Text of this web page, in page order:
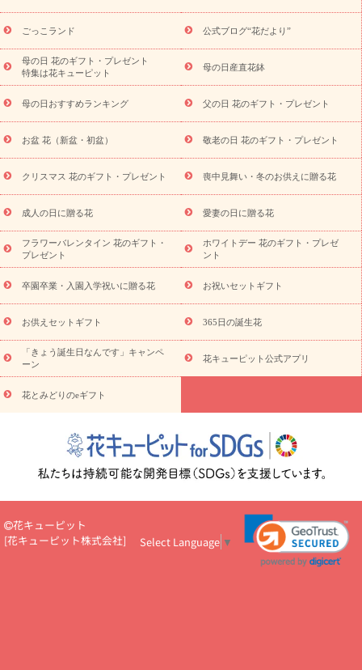
ら探す
お祝いの花特集 当日配達特急便 お祝い商品一覧
念日
結婚祝い 出産祝い 退院祝い・快気祝い
寿祝い
プチギフト ペットのお祝いフラワー
供え・お悔やみ商品一覧
お供え・お悔やみの花
四十九日法要以
お供え プリザーブドフラワー
ペットのお供えフラワー
お盆（新
盆・初盆）
その他 お祝い返し お見舞い
お取り寄せギフト
ビジネス用
ご自宅用 観葉植物 ミディ胡蝶蘭
プリザーブ
ドフラワー
スタイルから探す アレンジメント 花束
スタ
ンド花
お祝い お供え・お悔やみ 胡蝶蘭 胡蝶蘭・花鉢
ディ胡蝶蘭・お祝い
ミディ胡蝶蘭・お供え
世界初の青色胡蝶蘭
観葉植物
観葉植物 産直多肉植物
プリザーブドフラワー
お祝い
お供え・お悔やみ 花とセットギフト
セミオーダー
プチギフト（hanamore -ハナモア-）
花とみどりのeギフト
キューピットのeGfit
カラー ピンク イエローオレンジ
レッ
ド
お花の種類 トルコキキョウ
お祝い お祝い・3000円～ お祝い・4000円～
お祝い・
5000円～
お祝い・7000円～ お祝い・ 10000円～
お供え・お
悔やみ
円～
お供え・お悔やみ・
読み物
いのマナー
定年退職祝いのマナー
お祝いを贈るときのマナー・
花キューピットのお祝いコラム一覧
誕生日のお花を「色
彩心理学」で選ぶ方法
結婚祝いの予算相場
出産祝いお役立ち情
ール
新築引っ越し祝いコラム お祝い花のマナー総まとめ
職
場上司や先輩へ贈るお祝い花の正解は？
開店祝いの花 選び方ガイ
ごっこランド 公式ブログ“花だより”
母の日 花のギフト・プレゼント
特集は花キューピット
母の日産直花鉢
母の日おすすめランキング 父の日 花のギフト・プレゼント
お盆 花（新盆・初盆） 敬老の日 花のギフト・プレゼント
クリスマス 花のギフト・プレゼント 喪中見舞い・冬のお供えに贈る花
成人の日に贈る花 愛妻の日に贈る花
フラワーバレンタイン 花のギフト・
プレゼント
ホワイトデー 花のギフト・プレゼ
ント
卒園卒業・入園入学祝いに贈る花 お祝いセットギフト
お供えセットギフト 365日の誕生花
「きょう誕生日なんです」キャンペ
ーン
花キューピット公式アプリ
花とみどりのeギフト
花キューピット
[花キューピット株式会社] Select Language ▼